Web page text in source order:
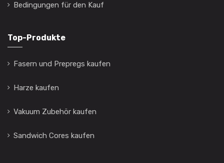
Bedingungen für den Kauf
Top-Produkte
Fasern und Prepregs kaufen
Harze kaufen
Vakuum Zubehör kaufen
Sandwich Cores kaufen